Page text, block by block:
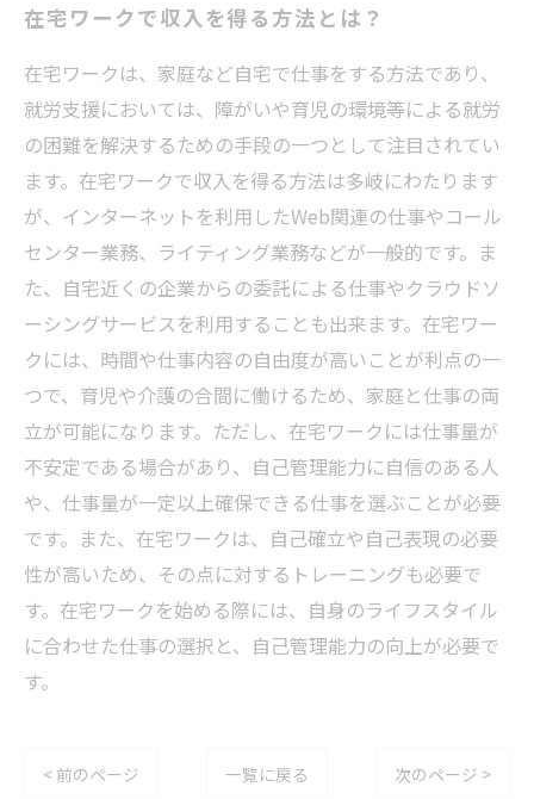
在宅ワークで収入を得る方法とは？
在宅ワークは、家庭など自宅で仕事をする方法であり、
就労支援においては、障がいや育児の環境等による就労
の困難を解決するための手段の一つとして注目されてい
ます。在宅ワークで収入を得る方法は多岐にわたります
が、インターネットを利用したWeb関連の仕事やコール
センター業務、ライティング業務などが一般的です。ま
た、自宅近くの企業からの委託による仕事やクラウドソ
ーシングサービスを利用することも出来ます。在宅ワー
クには、時間や仕事内容の自由度が高いことが利点の一
つで、育児や介護の合間に働けるため、家庭と仕事の両
立が可能になります。ただし、在宅ワークには仕事量が
不安定である場合があり、自己管理能力に自信のある人
や、仕事量が一定以上確保できる仕事を選ぶことが必要
です。また、在宅ワークは、自己確立や自己表現の必要
性が高いため、その点に対するトレーニングも必要で
す。在宅ワークを始める際には、自身のライフスタイル
に合わせた仕事の選択と、自己管理能力の向上が必要で
す。
< 前のページ 一覧に戻る 次のページ >